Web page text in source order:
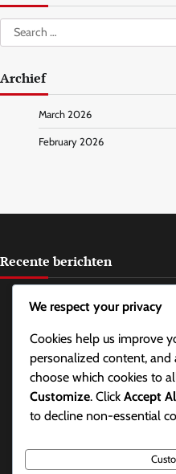
Search
for:
Archief
March 2026
February 2026
Recente berichten
Resurrected,
Ladder Seizoen Beloningen:
Ladder Seizoen Beloningen:
Community toernooien,
Ladder Seizoen Beloningen:
Battle.Net Code Inwisseling:
opties, Delen
We respect your privacy
Cookies help us improve
personalized content, and
choose which cookies to
Customize. Click Accept
to decline non-essential